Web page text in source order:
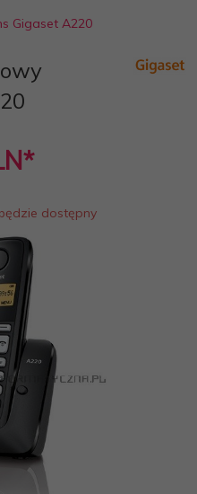
Gigaset A220
dostępny